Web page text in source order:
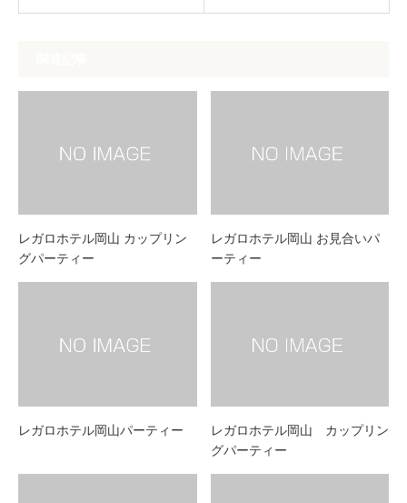
レガロホテル岡山 カップリン
グパーティー
レガロホテル岡山 お見合いパ
ーティー
レガロホテル岡山パーティー
レガロホテル岡山 カップリン
グパーティー